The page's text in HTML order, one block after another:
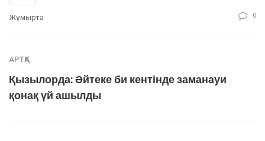
Жұмыртқа 0
АРТҚА
Қызылорда: Әйтеке би кентінде заманауи
қонақ үй ашылды